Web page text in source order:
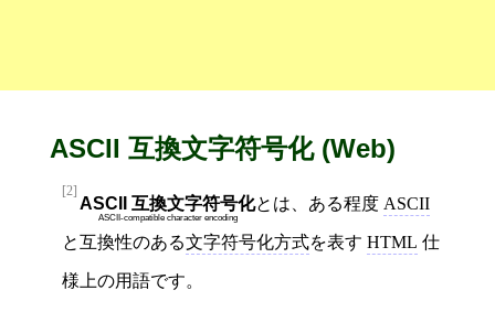
ASCII 互換文字符号化 (Web)
[2]
ASCII 互換文字符号化
ASCII-compatible character encoding
とは、ある程度 ASCII
と互換性のある文字符号化方式を表す HTML 仕
様上の用語です。